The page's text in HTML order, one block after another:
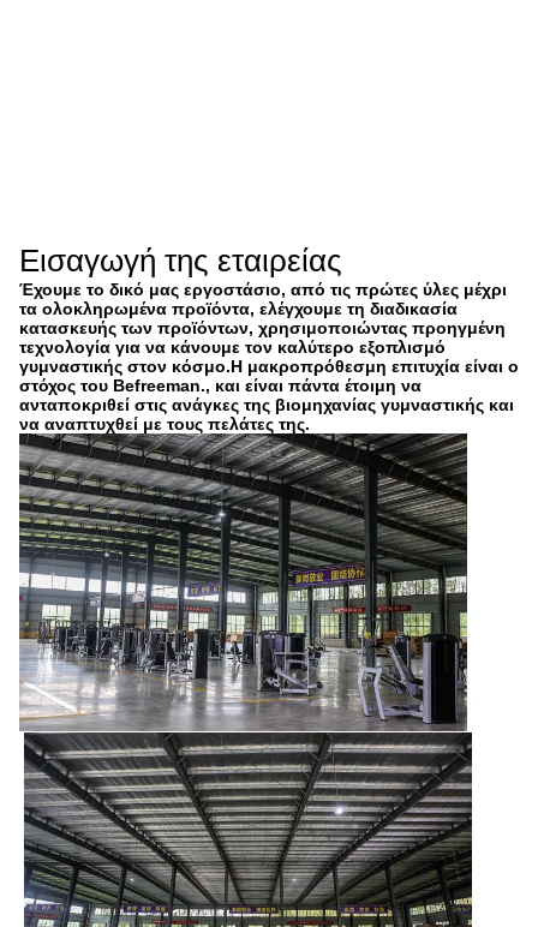
Εισαγωγή της εταιρείας
Έχουμε το δικό μας εργοστάσιο, από τις πρώτες ύλες μέχρι
τα ολοκληρωμένα προϊόντα, ελέγχουμε τη διαδικασία
κατασκευής των προϊόντων, χρησιμοποιώντας προηγμένη
τεχνολογία για να κάνουμε τον καλύτερο εξοπλισμό
γυμναστικής στον κόσμο.Η μακροπρόθεσμη επιτυχία είναι ο
στόχος του Befreeman., και είναι πάντα έτοιμη να
ανταποκριθεί στις ανάγκες της βιομηχανίας γυμναστικής και
να αναπτυχθεί με τους πελάτες της.